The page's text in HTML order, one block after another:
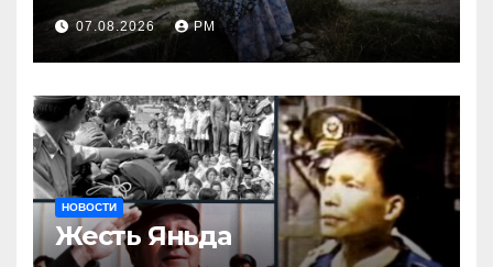
современной политики
России
07.08.2026 РМ
НОВОСТИ
Жесть Яньда